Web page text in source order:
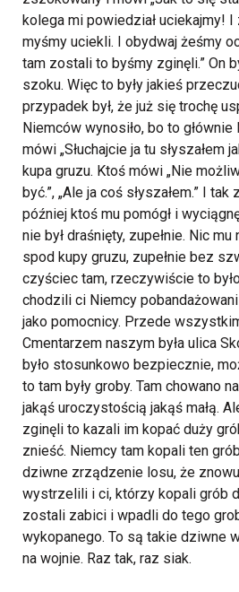
kolega mi powiedział uciekajmy! I
myśmy uciekli. I obydwaj żeśmy
tam zostali to byśmy zginęli.” On
szoku. Więc to były jakieś
przypadek był, że już się trochę
Niemców wynosiło, bo to
mówi „Słuchajcie ja tu słyszałem
kupa gruzu. Ktoś mówi „Nie
być.”, „Ale ja coś słyszałem.” I tak
później ktoś mu pomógł i
nie był draśnięty, zupełnie. Nic
spod kupy gruzu, zupełnie bez
czyściec tam, rzeczywiście to
chodzili ci Niemcy
jako pomocnicy. Przede
Cmentarzem naszym była ulica
było stosunkowo bezpiecznie,
to tam były groby. Tam chowano
jakąś uroczystością jakąś małą.
zginęli to kazali im kopać duży
znieść. Niemcy tam kopali ten
dziwne zrządzenie losu, że
wystrzelili i ci, którzy kopali grób
zostali zabici i wpadli do tego
wykopanego. To są takie dziwne
na wojnie. Raz tak, raz siak.